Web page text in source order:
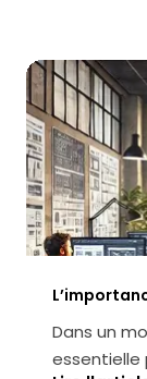
Dans un
essentielle